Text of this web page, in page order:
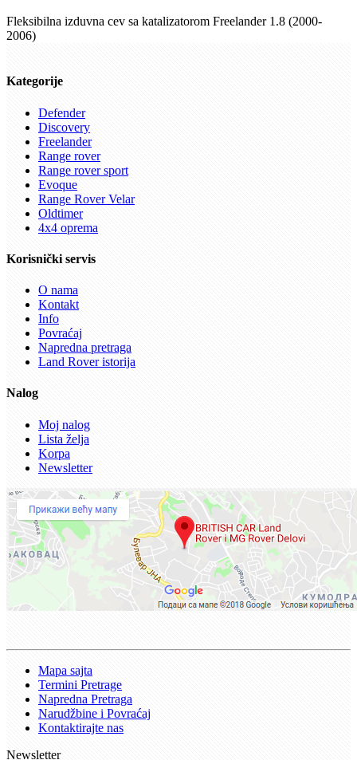
Fleksibilna izduvna cev sa katalizatorom Freelander 1.8 (2000-
2006)
Kategorije
Defender
Discovery
Freelander
Range rover
Range rover sport
Evoque
Range Rover Velar
Oldtimer
4x4 oprema
Korisnički servis
O nama
Kontakt
Info
Povraćaj
Napredna pretraga
Land Rover istorija
Nalog
Moj nalog
Lista želja
Korpa
Newsletter
Mapa sajta
Termini Pretrage
Napredna Pretraga
Narudžbine i Povraćaj
Kontaktirajte nas
Newsletter